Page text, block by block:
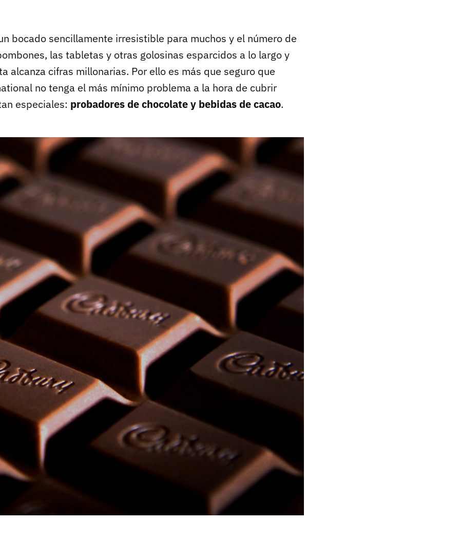
bocado sencillamente irresistible para muchos y el número de
las tabletas y otras golosinas esparcidos a lo largo y
alcanza cifras millonarias. Por ello es más que seguro que
no tenga el más mínimo problema a la hora de cubrir
especiales: probadores de chocolate y bebidas de cacao.